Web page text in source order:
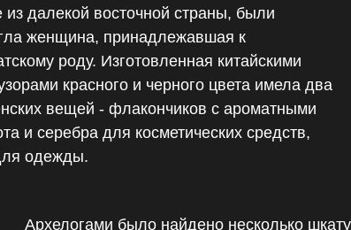
далекой восточной страны, были
женщина, принадлежавшая к
роду. Изготовленная китайскими
красного и черного цвета имела два
вещей - флакончиков с ароматными
и серебра для косметических средств,
одежды.
Архелогами было найдено несколько